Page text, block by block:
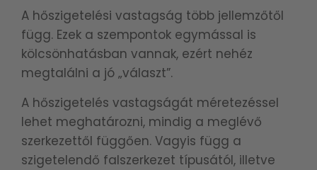
A hőszigetelési vastagság több jellemzőtől
függ. Ezek a szempontok egymással is
kölcsönhatásban vannak, ezért nehéz
megtalálni a jó „választ”.
A hőszigetelés vastagságát méretezéssel
lehet meghatározni, mindig a meglévő
szerkezettől függően. Vagyis függ a
szigetelendő falszerkezet típusától, illetve